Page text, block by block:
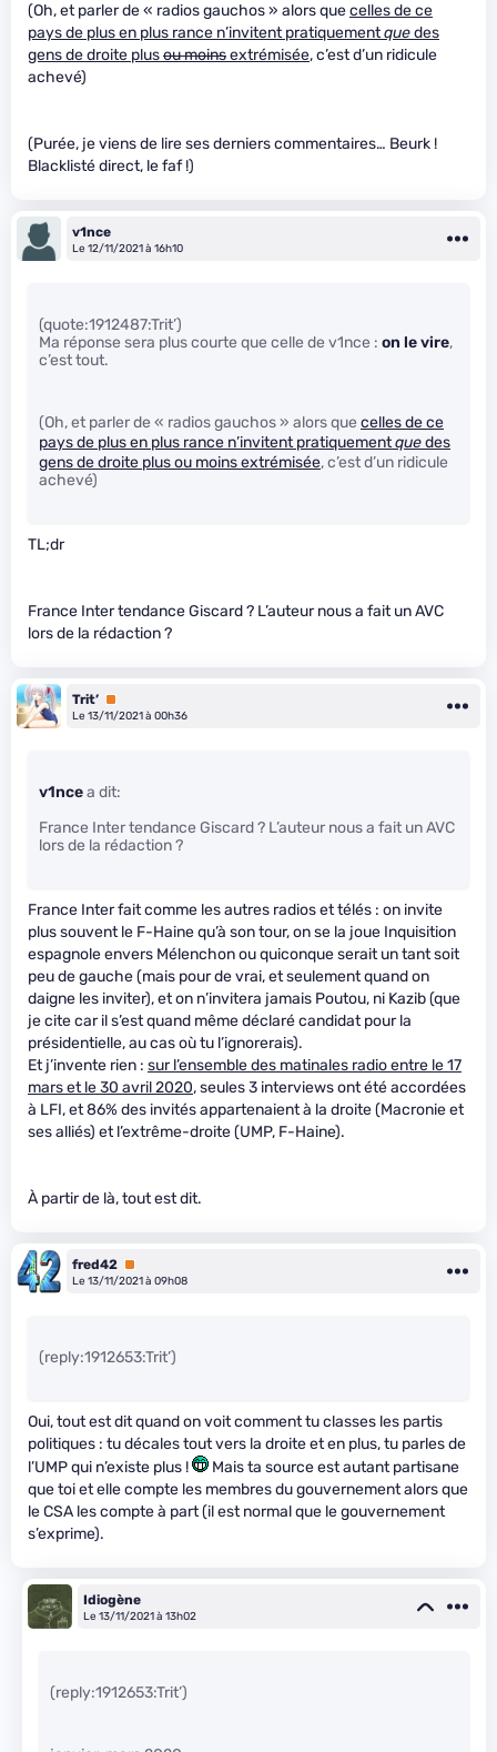
(Oh, et parler de « radios gauchos » alors quecelles de ce
pays de plus en plus rance n’invitent pratiquementquedes
gens de droite plusou moinsextrémisée, c’est d’un ridicule
achevé)
(Purée, je viens de lire ses derniers commentaires… Beurk !
Blacklisté direct, le faf !)
v1nce
Le 12/11/2021 à 16h10
(quote:1912487:Trit’)
Ma réponse sera plus courte que celle de v1nce : on le vire,
c’est tout.
(Oh, et parler de « radios gauchos » alors que celles de ce
pays de plus en plus rance n’invitent pratiquementquedes
gens de droite plus ou moins extrémisée, c’est d’un ridicule
achevé)
TL;dr
France Inter tendance Giscard ? L’auteur nous a fait un AVC
lors de la rédaction ?
Trit’ Premium
Le 13/11/2021 à 00h36
v1ncea dit:
France Inter tendance Giscard ? L’auteur nous a fait un AVC
lors de la rédaction ?
France Inter fait comme les autres radios et télés : on invite
plus souvent le F-Haine qu’à son tour, on se la joue Inquisition
espagnole envers Mélenchon ou quiconque serait un tant soit
peu de gauche (mais pour de vrai, et seulement quand on
daigne les inviter), et on n’invitera jamais Poutou, ni Kazib (que
je cite car il s’est quand même déclaré candidat pour la
présidentielle, au cas où tu l’ignorerais).
Et j’invente rien : sur l’ensemble des matinales radio entre le 17
mars et le 30 avril 2020, seules 3 interviews ont été accordées
à LFI, et 86% des invités appartenaient à la droite (Macronie et
ses alliés) et l’extrême-droite (UMP, F-Haine).
À partir de là, tout est dit.
fred42 Premium
Le 13/11/2021 à 09h08
(reply:1912653:Trit’)
Oui, tout est dit quand on voit comment tu classes les partis
politiques : tu décales tout vers la droite et en plus, tu parles de
l’UMP qui n’existe plus !
Mais ta source est autant partisane
que toi et elle compte les membres du gouvernement alors que
le CSA les compte à part (il est normal que le gouvernement
s’exprime).
Idiogène
Le 13/11/2021 à 13h02
(reply:1912653:Trit’)